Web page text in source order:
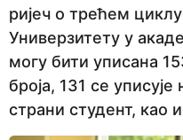
ријеч о трећем
Универзитету у
могу бити уписана
броја, 131 се
страни студент, као